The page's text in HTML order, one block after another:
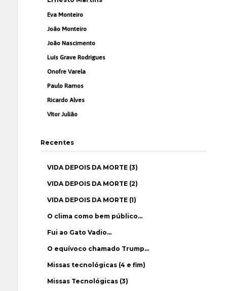
Eva Monteiro
João Monteiro
João Nascimento
Luís Grave Rodrigues
Onofre Varela
Paulo Ramos
Ricardo Alves
Vítor Julião
Recentes
VIDA DEPOIS DA MORTE (3)
VIDA DEPOIS DA MORTE (2)
VIDA DEPOIS DA MORTE (1)
O clima como bem público…
Fui ao Gato Vadio…
O equívoco chamado Trump…
Missas tecnológicas (4 e fim)
Missas Tecnológicas (3)